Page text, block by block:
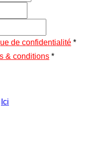
de confidentialité *
& conditions *
Ici